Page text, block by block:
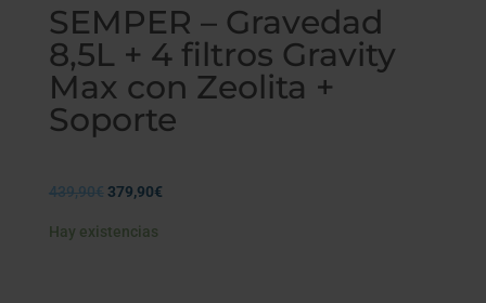
SEMPER – Gravedad
8,5L + 4 filtros Gravity
Max con Zeolita +
Soporte
439,90€ El
original
379,90€El
Hay existencias